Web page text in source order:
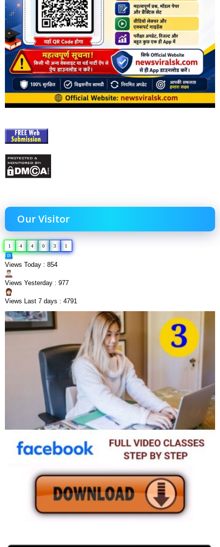
Our Visitor
1 4 4 0 3 1
Views Today : 854
Views Yesterday : 977
Views Last 7 days : 4791